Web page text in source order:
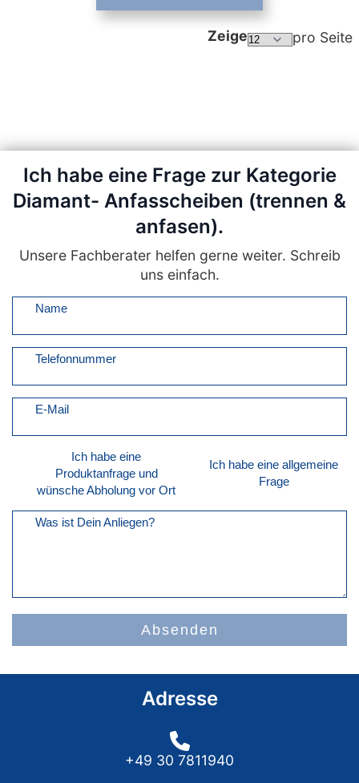
Zeige pro Seite
Ich habe eine Frage zur Kategorie
Diamant- Anfasscheiben (trennen &
anfasen).
Unsere Fachberater helfen gerne weiter. Schreib
uns einfach.
Name
Telefonnummer
E-Mail
Ich habe eine
Produktanfrage und
wünsche Abholung vor Ort
Ich habe eine allgemeine
Frage
Was ist Dein Anliegen?
Absenden
Adresse
+49 30 7811940